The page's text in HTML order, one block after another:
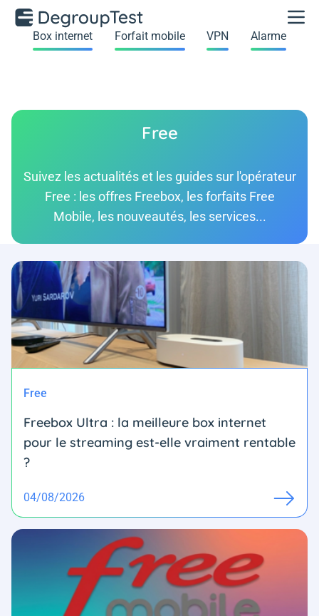
Box internet Forfait mobile VPN Alarme
Free
Suivez les actualités et les guides sur l'opérateur
Free : les offres Freebox, les forfaits Free
Mobile, les nouveautés, les services...
Free
Freebox Ultra : la meilleure box internet
pour le streaming est-elle vraiment rentable
?
04/08/2026